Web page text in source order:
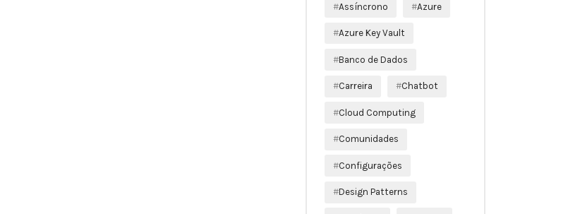
Assíncrono Azure
Azure Key Vault
Banco de Dados
Carreira Chatbot
Cloud Computing
Comunidades
Configurações
Design Patterns